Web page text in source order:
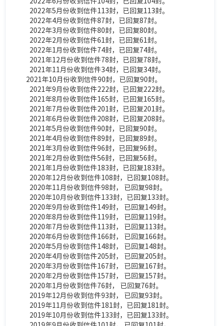
2022年5月份收到信件113封，已回复113封。
2022年4月份收到信件87封，已回复87封。
2022年3月份收到信件80封，已回复80封。
2022年2月份收到信件61封，已回复61封。
2022年1月份收到信件74封， 已回复74封。
2021年12月份收到信件78封，已回复78封。
2021年11月份收到信件34封，已回复34封。
2021年10月份收到信件90封，已回复90封。
2021年9月份收到信件222封，已回复222封。
2021年8月份收到信件165封，已回复165封。
2021年7月份收到信件201封，已回复201封。
2021年6月份收到信件208封，已回复208封。
2021年5月份收到信件90封，已回复90封。
2021年4月份收到信件89封，已回复89封。
2021年3月份收到信件96封，已回复96封。
2021年2月份收到信件56封，已回复56封。
2021年1月份收到信件183封，已回复183封。
2020年12月份收到信件108封，已回复108封。
2020年11月份收到信件98封， 已回复98封。
2020年10月份收到信件133封，已回复133封。
2020年9月份收到信件149封， 已回复149封。
2020年8月份收到信件119封， 已回复119封。
2020年7月份收到信件113封， 已回复113封。
2020年6月份收到信件166封， 已回复166封。
2020年5月份收到信件148封， 已回复148封。
2020年4月份收到信件205封， 已回复205封。
2020年3月份收到信件167封， 已回复167封。
2020年2月份收到信件157封， 已回复157封。
2020年1月份收到信件76封， 已回复76封。
2019年12月份收到信件93封， 已回复93封。
2019年11月份收到信件181封，已回复181封。
2019年10月份收到信件133封，已回复133封。